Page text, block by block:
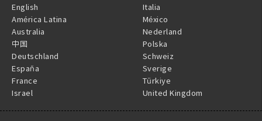
English
América Latina
Australia
中国
Deutschland
España
France
Israel
Italia
México
Nederland
Polska
Schweiz
Sverige
Türkiye
United Kingdom